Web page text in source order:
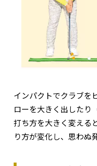
インパクトでクラブを
ローを大きく出したり
打ち方を大きく変える
り方が変化し、思わぬ